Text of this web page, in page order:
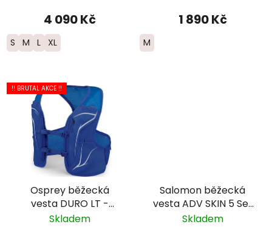
4 090 Kč
S M L XL
1 890 Kč
M
!! BRUTAL AKCE !!
Osprey běžecká
vesta DURO LT -
pánská modrá
Skladem
Salomon běžecká
vesta ADV SKIN 5 Set
-červená 2025
Skladem